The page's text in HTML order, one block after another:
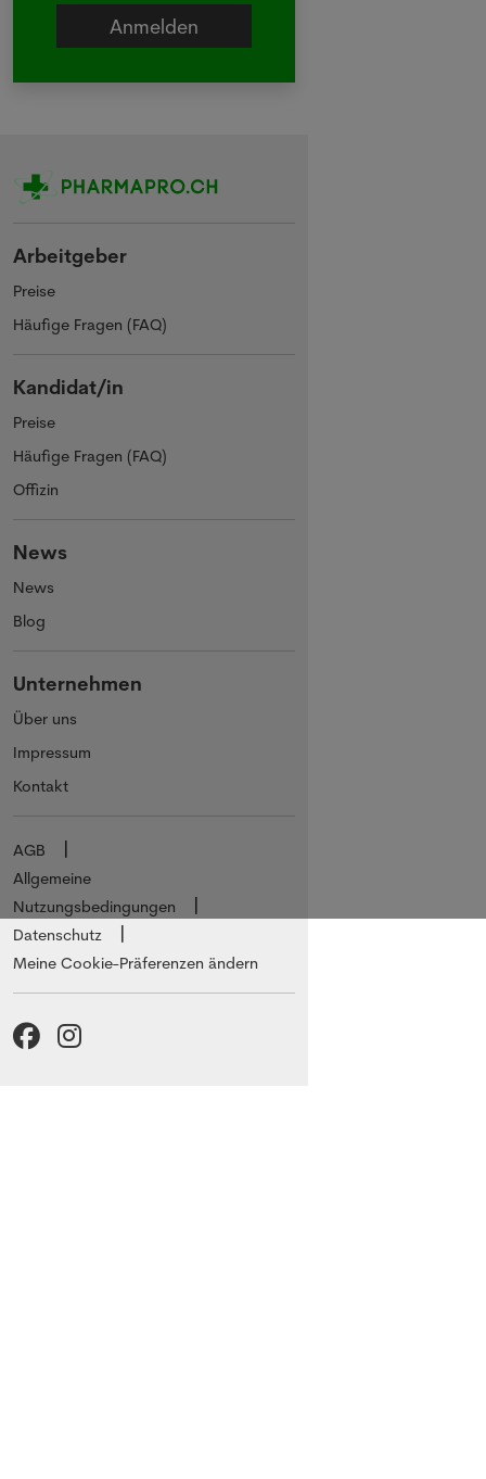
Arbeitgeber
Preise
Häufige Fragen (FAQ)
Kandidat/in
Preise
Häufige Fragen (FAQ)
Offizin
News
News
Blog
Unternehmen
Über uns
Impressum
Kontakt
AGB
Allgemeine
Nutzungsbedingungen
Datenschutz
Meine Cookie-Präferenzen ändern